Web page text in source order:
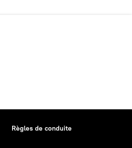
Règles de conduite